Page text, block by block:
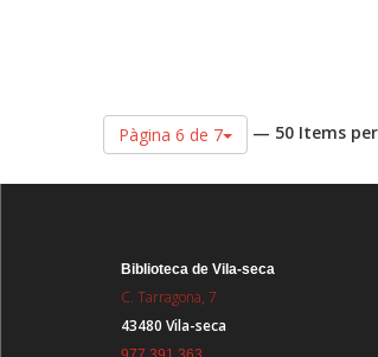
Pàgina 6 de 7 — 50 Items
Biblioteca de Vila-seca
C. Tarragona, 7
43480 Vila-seca